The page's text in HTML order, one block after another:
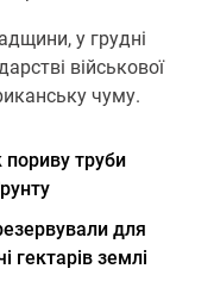
у грудні
військової
чуму.
пориву труби
для
гектарів землі